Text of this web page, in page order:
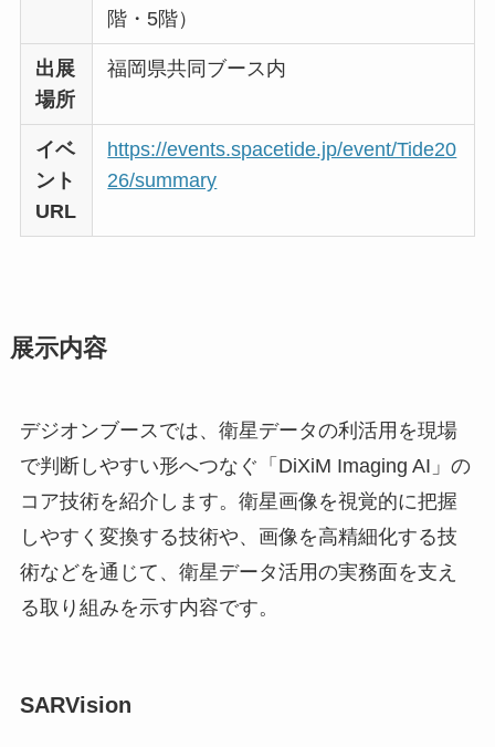
階・5階）
出展
場所
福岡県共同ブース内
イベ
ント
URL
https://events.spacetide.jp/event/Tide20
26/summary
展示内容
デジオンブースでは、衛星データの利活用を現場
で判断しやすい形へつなぐ「DiXiM Imaging AI」の
コア技術を紹介します。衛星画像を視覚的に把握
しやすく変換する技術や、画像を高精細化する技
術などを通じて、衛星データ活用の実務面を支え
る取り組みを示す内容です。
SARVision